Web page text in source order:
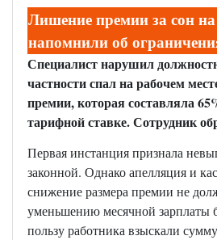
Лишение премии за сон
напомнили об
Специалист нарушил
частности спал на рабочем
премии, которая составляла
тарифной ставке. Сотрудник
Первая инстанция признала
законной. Однако апелляция и
снижение размера премии не
уменьшению месячной зарплаты
пользу работника взыскали